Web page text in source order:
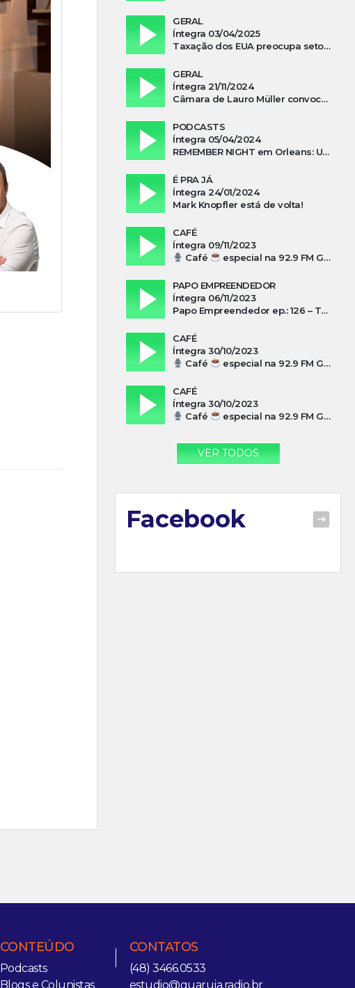
GERAL
Íntegra 03/04/2025
Taxação dos EUA preocupa setor madeireiro de SC
GERAL
Íntegra 21/11/2024
Câmara de Lauro Müller convoca prefeita para esclarecer falta d’água no Guatá
PODCASTS
Íntegra 05/04/2024
REMEMBER NIGHT em Orleans: Uma noite de tributo ao ABBA e aos anos 80
É PRA JÁ
Íntegra 24/01/2024
Mark Knopfler está de volta!
CAFÉ
Íntegra 09/11/2023
Café
especial na 92.9 FM Guarujá com Kuki Savi Mondo
PAPO EMPREENDEDOR
Íntegra 06/11/2023
Papo Empreendedor ep.: 126 – Thayni Librelato Sérgio Rodrigues Alves, Isadora Arns, Lilian Guthron Koslowski e Edio Kunhasky Junior sobre “O poder do associativismo na promoção de oportunidades”
CAFÉ
Íntegra 30/10/2023
Café
especial na 92.9 FM Guarujá com Silvio Machado
CAFÉ
Íntegra 30/10/2023
Café
especial na 92.9 FM Guarujá com Paulo Cesar Leandres
VER TODOS
Facebook
CONTEÚDO
Podcasts
Blogs e Colunistas
CONTATOS
(48) 3466.0533
estudio@guaruja.radio.br